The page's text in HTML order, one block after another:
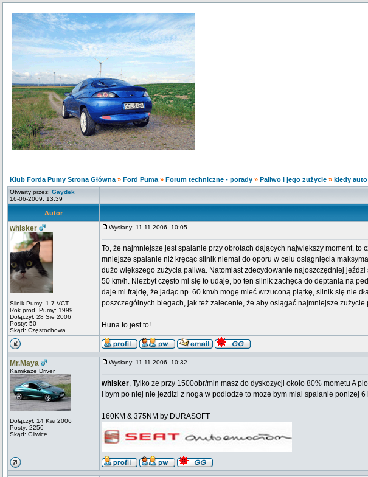
Klub Forda Pumy Strona Główna » Ford Puma » Forum techniczne - porady » Paliwo i jego zużycie » kiedy
Otwarty przez: Gaydek
16-06-2009, 13:39
Autor
whisker
Silnik Pumy: 1.7 VCT
Rok prod. Pumy: 1999
Dołączył: 28 Sie 2006
Posty: 50
Skąd: Częstochowa
Wysłany: 11-11-2006, 10:05
To, że najmniejsze jest spalanie przy obrotach dających największy moment,
mniejsze spalanie niż kręcąc silnik niemal do oporu w celu osiągnięcia
dużo większego zużycia paliwa. Natomiast zdecydowanie najoszczędniej
50 km/h. Niezbyt często mi się to udaje, bo ten silnik zachęca do deptania na
daje mi frajdę, że jadąc np. 60 km/h mogę mieć wrzuconą piątkę, silnik się nie
poszczególnych biegach, jak też zalecenie, że aby osiągać najmniejsze
Huna to jest to!
Mr.Maya
Kamikaze Driver
Dołączył: 14 Kwi 2006
Posty: 2256
Skąd: Gliwice
Wysłany: 11-11-2006, 10:32
whisker, Tylko ze przy 1500obr/min masz do dyskozycji okolo 80% mometu A
i bym po niej nie jezdizl z noga w podlodze to moze bym mial spalanie ponizej 6
160KM & 375NM by DURASOFT